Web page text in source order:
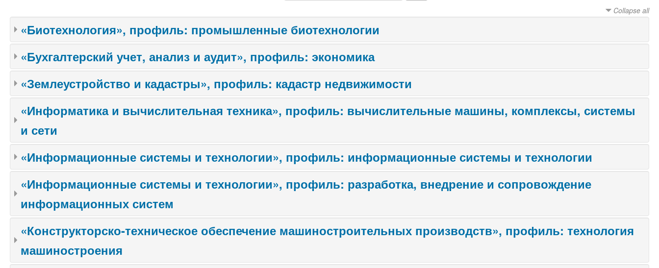
Collapse all
«Биотехнология», профиль: промышленные биотехнологии
«Бухгалтерский учет, анализ и аудит», профиль: экономика
«Землеустройство и кадастры», профиль: кадастр недвижимости
«Информатика и вычислительная техника», профиль: вычислительные машины, комплексы, системы
и сети
«Информационные системы и технологии», профиль: информационные системы и технологии
«Информационные системы и технологии», профиль: разработка, внедрение и сопровождение
информационных систем
«Конструкторско-техническое обеспечение машиностроительных производств», профиль: технология
машиностроения